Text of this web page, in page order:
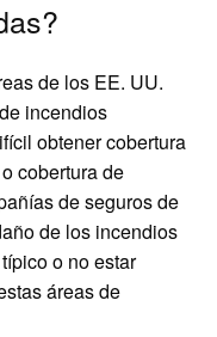
de los EE. UU.
incendios
obtener cobertura
cobertura de
de seguros de
de los incendios
o no estar
áreas de